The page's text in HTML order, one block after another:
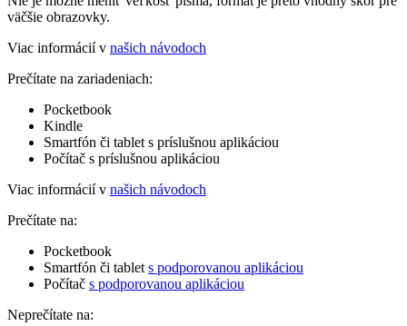
väčšie obrazovky.
Viac informácií v našich návodoch
Prečítate na zariadeniach:
Pocketbook
Kindle
Smartfón či tablet s príslušnou aplikáciou
Počítač s príslušnou aplikáciou
Viac informácií v našich návodoch
Prečítate na:
Pocketbook
Smartfón či tablet s podporovanou aplikáciou
Počítač s podporovanou aplikáciou
Neprečítate na: